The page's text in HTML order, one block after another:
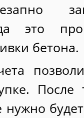
это
бетона.
После
нужно